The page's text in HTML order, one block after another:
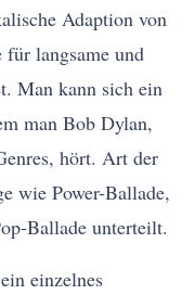
Adaption von
langsame und
Man kann sich ein
man Bob Dylan,
hört. Art der
wie Power-Ballade,
Ballade unterteilt.
einzelnes